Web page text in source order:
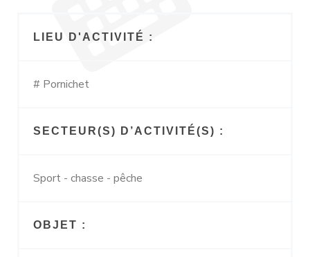
LIEU D'ACTIVITÉ :
# Pornichet
SECTEUR(S) D’ACTIVITÉ(S) :
Sport - chasse - pêche
OBJET :